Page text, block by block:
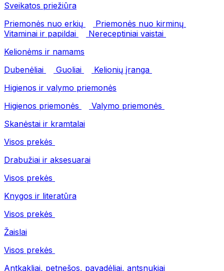
Sveikatos priežiūra
Priemonės nuo erkių
Priemonės nuo kirminų
Vitaminai ir papildai
Nereceptiniai vaistai
Kelionėms ir namams
Dubenėliai
Guoliai
Kelionių įranga
Higienos ir valymo priemonės
Higienos priemonės
Valymo priemonės
Skanėstai ir kramtalai
Visos prekės
Drabužiai ir aksesuarai
Visos prekės
Knygos ir literatūra
Visos prekės
Žaislai
Visos prekės
Antkakliai, petnešos, pavadėliai, antsnukiai